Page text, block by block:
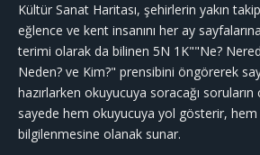
Kültür Sanat Haritası, şehirlerin yakın
eğlence ve kent insanını her ay
terimi olarak da bilinen 5N 1K""Ne?
Neden? ve Kim?" prensibini öngörerek
hazırlarken okuyucuya soracağı soruların
sayede hem okuyucuya yol gösterir,
bilgilenmesine olanak sunar.